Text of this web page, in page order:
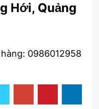
Hới, Quảng
0986012958